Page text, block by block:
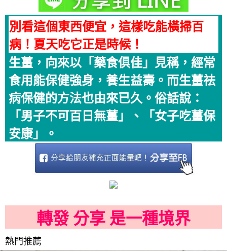
別看這個東西便宜，這樣吃能橫掃百
病！夏天吃它正是時候！
生薑，向來以「藥食俱佳」見稱，經常
食用能保健強身，養生益壽。而生薑祛
病保健的方法也由來已久。俗話說：
「男子不可百日無薑」、「女子吃薑保
安康」。
轉發 分享 是一種境界
熱門推薦